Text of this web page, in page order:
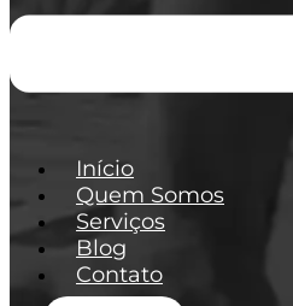
Início
Quem Somos
Serviços
Blog
Contato